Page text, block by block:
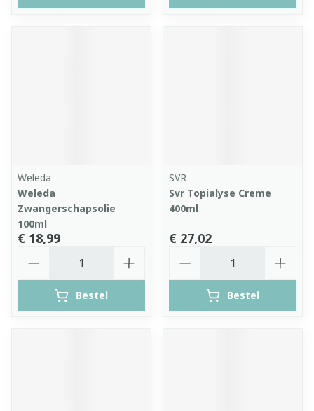
Weleda
Weleda
Zwangerschapsolie
100ml
€ 18,99
Bestel
SVR
Svr Topialyse Creme
400ml
€ 27,02
Bestel